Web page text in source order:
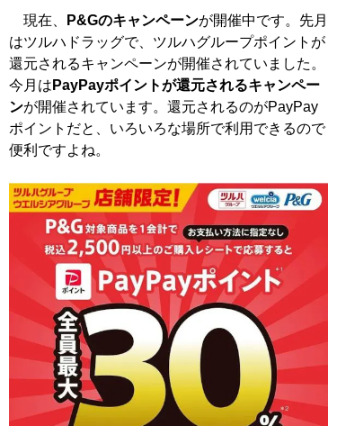
現在、 P&Gのキャンペーンが開催中です。先月
はツルハドラッグで、ツルハグループポイントが
還元されるキャンペーンが開催されていました。
今月は PayPayポイントが還元されるキャンペー
ンが開催されています。還元されるのがPayPay
ポイントだと、いろいろな場所で利用できるので
便利ですよね。